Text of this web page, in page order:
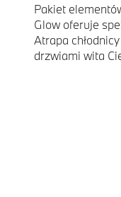
Pakiet
Glow oferuje
Atrapa
drzwiami wita